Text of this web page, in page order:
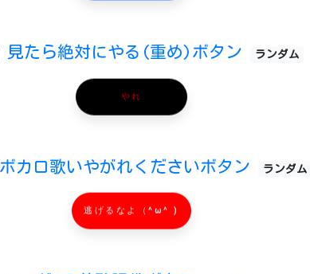
見たら絶対にやる(重め)ボタン ランダム
やれ
ボカロ歌いやがれくださいボタン ランダム
逃げるなよ（^ω^ )